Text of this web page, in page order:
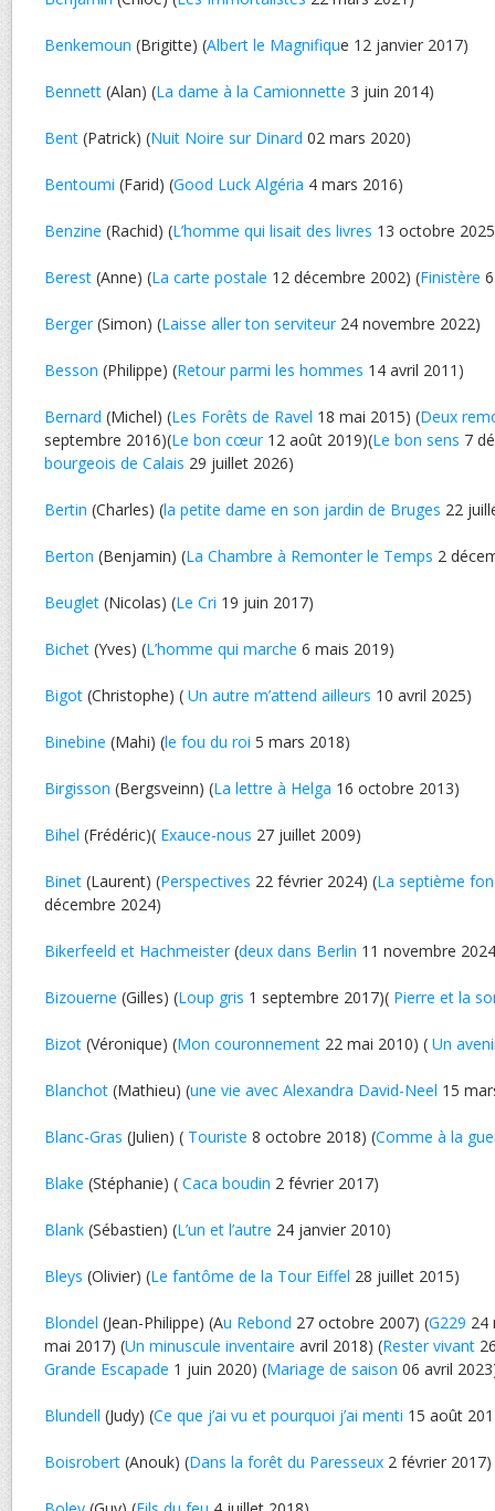
Benkemoun (Brigitte) (Albert le Magnifique 12 janvier 2017)
Bennett (Alan) (La dame à la Camionnette 3 juin 2014)
Bent (Patrick) (Nuit Noire sur Dinard 02 mars 2020)
Bentoumi (Farid) (Good Luck Algéria 4 mars 2016)
Benzine (Rachid) (L’homme qui lisait des livres 13 octobre
Berest (Anne) (La carte postale 12 décembre 2002) (Finistère
Berger(Simon) (Laisse aller ton serviteur24 novembre 2022)
Besson (Philippe) (Retour parmi les hommes 14 avril 2011)
Bernard (Michel) (Les Forêts de Ravel 18 mai 2015) (Deux
septembre 2016)(Le bon cœur12 août 2019)(Le bon sens 7
bourgeois de Calais 29 juillet 2026)
Bertin (Charles) (la petite dame en son jardin de Bruges 22
Berton (Benjamin) (La Chambre à Remonter le Temps 2
Beuglet (Nicolas) (Le Cri 19 juin 2017)
Bichet (Yves) (L’homme qui marche 6 mais 2019)
Bigot (Christophe) ( Un autre m’attend ailleurs 10 avril 2025)
Binebine (Mahi) (le fou du roi 5 mars 2018)
Birgisson (Bergsveinn) (La lettre à Helga 16 octobre 2013)
Bihel (Frédéric)( Exauce-nous 27 juillet 2009)
Binet (Laurent) (Perspectives 22 février 2024) (La septième
décembre 2024)
Bikerfeeld et Hachmeister(deux dans Berlin 11 novembre
Bizouerne (Gilles) (Loup gris 1 septembre 2017)( Pierre et la
Bizot (Véronique) (Mon couronnement 22 mai 2010) ( Un
Blanchot (Mathieu) (une vie avec Alexandra David-Neel 15
Blanc-Gras (Julien) ( Touriste 8 octobre 2018) (Comme à la
Blake (Stéphanie) ( Caca boudin 2 février 2017)
Blank (Sébastien) (L’un et l’autre 24 janvier 2010)
Bleys (Olivier) (Le fantôme de la Tour Eiffel 28 juillet 2015)
Blondel (Jean-Philippe) (Au Rebond 27 octobre 2007) (G229 24
mai 2017) (Un minuscule inventaire avril 2018) (Rester vivant
Grande Escapade 1 juin 2020) (Mariage de saison 06 avril
Blundell (Judy) (Ce que j’ai vu et pourquoi j’ai menti 15 août
Boisrobert (Anouk) (Dans la forêt du Paresseux 2 février 2017)